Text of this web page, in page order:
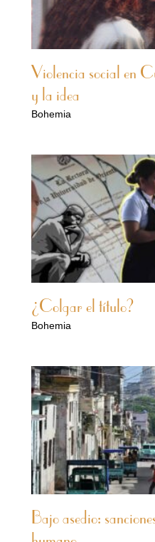
Violencia social en
y la idea
Bohemia
¿Colgar el título?
Bohemia
Bajo asedio: